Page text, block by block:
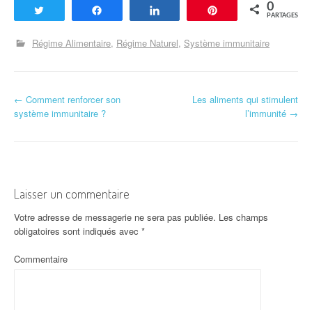
Enregistrer
0
PARTAGES
Régime Alimentaire Régime Naturel Système immunitaire
Navigation d'article
← Comment renforcer son
système immunitaire ?
Les aliments qui stimulent
l’immunité →
Laisser un commentaire
Votre adresse de messagerie ne sera pas publiée. Les champs
obligatoires sont indiqués avec *
Commentaire